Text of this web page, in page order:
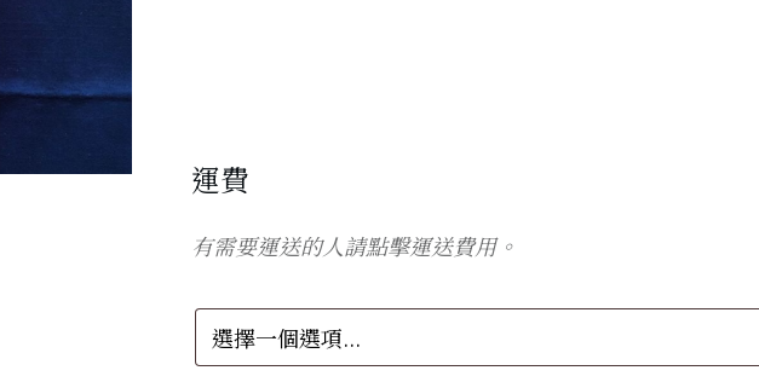
運費
有需要運送的人請點擊運送費用。